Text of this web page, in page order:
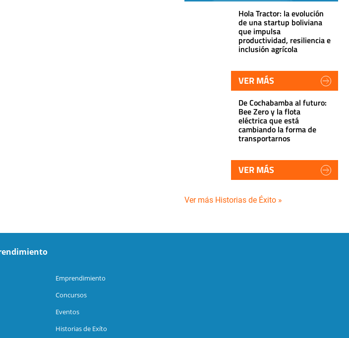
Hola Tractor: la evolución
de una startup boliviana
que impulsa
productividad, resiliencia e
inclusión agrícola
VER MÁS
De Cochabamba al futuro:
Bee Zero y la flota
eléctrica que está
cambiando la forma de
transportarnos
VER MÁS
Ver más Historias de Éxito »
Emprendimiento
Concursos
Eventos
Historias de Exíto